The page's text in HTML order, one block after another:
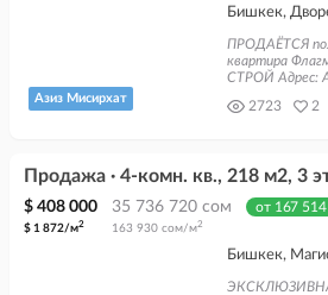
Азиз Мисирхат
Бишкек,
ПРОДАЁТСЯ
квартира
СТРОЙ Адрес:
2723
2
Продажа · 4-комн. кв., 218 м2, 3
$ 408 000 35 736 720 сом от 167
$ 1 872/м2 163 930 сом/м2
Бишкек,